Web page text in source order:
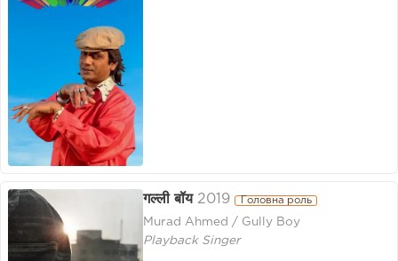
गल्ली बॉय 2019 Головна роль
Murad Ahmed / Gully Boy
Playback Singer